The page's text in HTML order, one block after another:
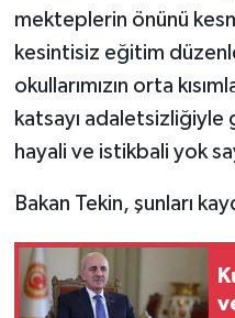
mekteplerin önünü
kesintisiz eğitim
okullarımızın orta
katsayı
hayali ve istikbali yok
Bakan Tekin, şunları